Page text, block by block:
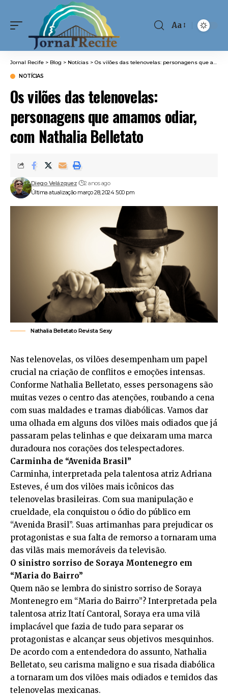
Font
Aa
Jornal Recife > Blog > Notícias > Os vilões das telenovelas: personagens que amamos odiar, com Nathalia Belletato
NOTÍCIAS
Os vilões das telenovelas:
personagens que amamos odiar,
com Nathalia Belletato
Última atualização março 28, 2024 5:00 pm
Diego Velázquez 2 anos ago
Nathalia Belletato Revista Sexy
Nas telenovelas, os vilões desempenham um papel
crucial na criação de conflitos e emoções intensas.
Conforme Nathalia Belletato, esses personagens são
muitas vezes o centro das atenções, roubando a cena
com suas maldades e tramas diabólicas. Vamos dar
uma olhada em alguns dos vilões mais odiados que já
passaram pelas telinhas e que deixaram uma marca
duradoura nos corações dos telespectadores.
Carminha de “Avenida Brasil”
Carminha, interpretada pela talentosa atriz Adriana
Esteves, é um dos vilões mais icônicos das
telenovelas brasileiras. Com sua manipulação e
crueldade, ela conquistou o ódio do público em
“Avenida Brasil”. Suas artimanhas para prejudicar os
protagonistas e sua falta de remorso a tornaram uma
das vilãs mais memoráveis da televisão.
O sinistro sorriso de Soraya Montenegro em
“Maria do Bairro”
Quem não se lembra do sinistro sorriso de Soraya
Montenegro em “Maria do Bairro”? Interpretada pela
talentosa atriz Itatí Cantoral, Soraya era uma vilã
implacável que fazia de tudo para separar os
protagonistas e alcançar seus objetivos mesquinhos.
De acordo com a entendedora do assunto, Nathalia
Belletato, seu carisma maligno e sua risada diabólica
a tornaram um dos vilões mais odiados e temidos das
telenovelas mexicanas.